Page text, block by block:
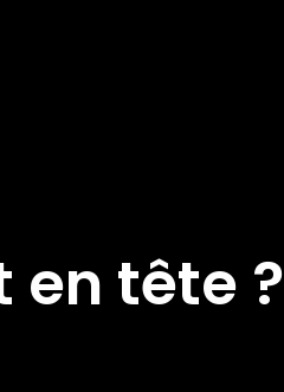
en tête ?